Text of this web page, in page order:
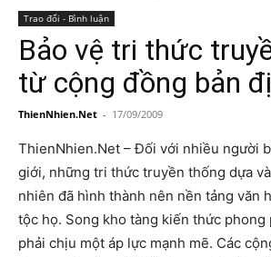
Trao đổi - Bình luận
Bảo vệ tri thức
từ cộng đồng bản
ThienNhien.Net - 17/09/2009
ThienNhien.Net – Đối với nhiều người
giới, những tri thức truyền thống dựa
nhiên đã hình thành nên nền tảng văn
tộc họ. Song kho tàng kiến thức phong
phải chịu một áp lực mạnh mẽ. Các